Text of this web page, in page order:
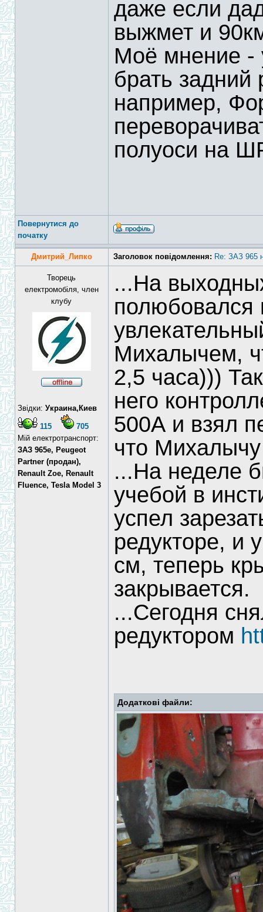
даже если
выжмет и
Моё мнение -
брать задний
например,
полуоси на
Повернутися до
початку
Дмитрий_Липко Заголовок повідомлення: Re: ЗАЗ 965
Творець
електромобіля, член
клубу
Звідки: Украина,Киев
115
705
Мій електротранспорт:
ЗАЗ 965e, Peugeot
Partner (продан),
Renault Zoe, Renault
Fluence, Tesla Model 3
...На
полюбовался
Михалычем,
2,5 часа)))
него
500А и взял
что
...На неделе
учебой в
успел
редукторе, и
см, теперь
закрывается.
...Сегодня
редуктором
Додаткові файли: